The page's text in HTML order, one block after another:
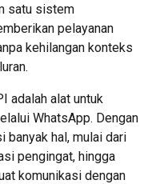
satu sistem
pelayanan
kehilangan konteks
adalah alat untuk
WhatsApp. Dengan
banyak hal, mulai dari
pengingat, hingga
komunikasi dengan